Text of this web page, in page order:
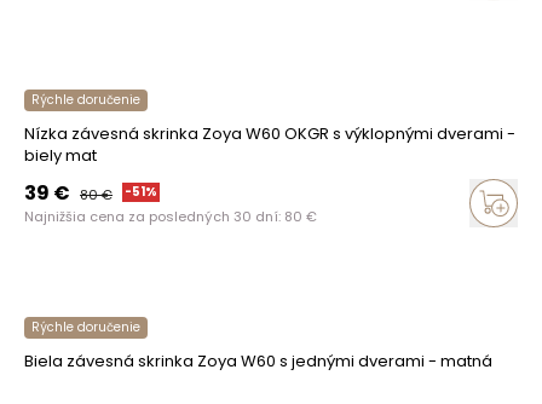
Rýchle doručenie
Nízka závesná skrinka Zoya W60 OKGR s výklopnými dverami -
biely mat
39 € 80€ -51%
Najnižšia cena za posledných 30 dní: 80 €
Rýchle doručenie
Biela závesná skrinka Zoya W60 s jednými dverami - matná